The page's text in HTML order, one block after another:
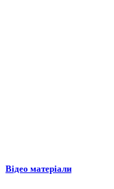
Відео матеріали